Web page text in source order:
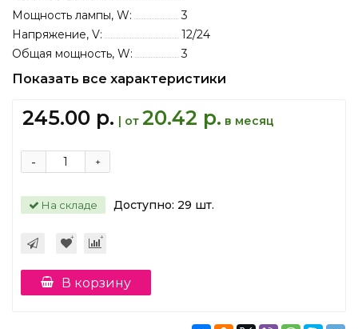
Мощность лампы, W:
3
Напряжение, V:
12/24
Общая мощность, W:
3
Показать все характеристики
245.00 р. | от 20.42 р. в месяц
+
-
На складе Доступно: 29 шт.
В корзину